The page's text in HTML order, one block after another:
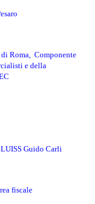
Roma, Componente
e della
Guido Carli
fiscale